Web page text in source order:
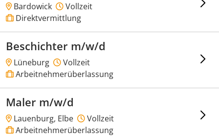
Bardowick
Vollzeit
Direktvermittlung
Beschichter m/w/d
Lüneburg
Vollzeit
Arbeitnehmerüberlassung
Maler m/w/d
Lauenburg, Elbe
Vollzeit
Arbeitnehmerüberlassung